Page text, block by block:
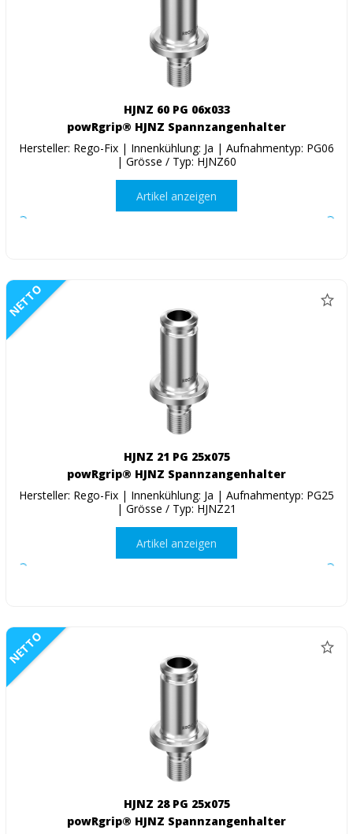
HJNZ 60 PG 06x033
powRgrip® HJNZ Spannzangenhalter
Hersteller: Rego-Fix | Innenkühlung: Ja | Aufnahmentyp: PG06
| Grösse / Typ: HJNZ60
Artikel anzeigen
NETTO
HJNZ 21 PG 25x075
powRgrip® HJNZ Spannzangenhalter
Hersteller: Rego-Fix | Innenkühlung: Ja | Aufnahmentyp: PG25
| Grösse / Typ: HJNZ21
Artikel anzeigen
NETTO
HJNZ 28 PG 25x075
powRgrip® HJNZ Spannzangenhalter